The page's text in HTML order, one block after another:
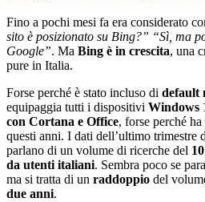
Fino a pochi mesi fa era considerato
sito è posizionato su Bing?” “Sì, ma
Google”. Ma Bing è in crescita, una
pure in Italia.
Forse perché è stato incluso di default
equipaggia tutti i dispositivi Windows
con Cortana e Office, forse perché
questi anni. I dati dell’ultimo
parlano di un volume di ricerche del
da utenti italiani. Sembra poco se
ma si tratta di un raddoppio del
due anni.